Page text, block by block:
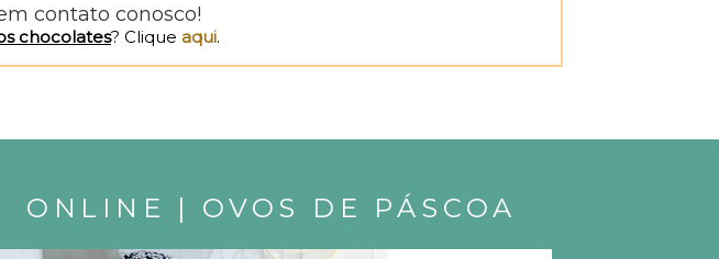
contato conosco!
chocolates? Clique aqui.
ONLINE | OVOS DE PÁSCOA